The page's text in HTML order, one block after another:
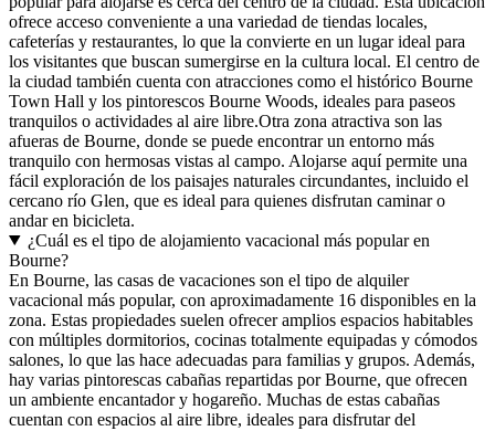
ofrece acceso conveniente a una variedad de tiendas locales,
cafeterías y restaurantes, lo que la convierte en un lugar ideal para
los visitantes que buscan sumergirse en la cultura local. El centro de
la ciudad también cuenta con atracciones como el histórico Bourne
Town Hall y los pintorescos Bourne Woods, ideales para paseos
tranquilos o actividades al aire libre.Otra zona atractiva son las
afueras de Bourne, donde se puede encontrar un entorno más
tranquilo con hermosas vistas al campo. Alojarse aquí permite una
fácil exploración de los paisajes naturales circundantes, incluido el
cercano río Glen, que es ideal para quienes disfrutan caminar o
andar en bicicleta.
¿Cuál es el tipo de alojamiento vacacional más popular en
Bourne?
En Bourne, las casas de vacaciones son el tipo de alquiler
vacacional más popular, con aproximadamente 16 disponibles en la
zona. Estas propiedades suelen ofrecer amplios espacios habitables
con múltiples dormitorios, cocinas totalmente equipadas y cómodos
salones, lo que las hace adecuadas para familias y grupos. Además,
hay varias pintorescas cabañas repartidas por Bourne, que ofrecen
un ambiente encantador y hogareño. Muchas de estas cabañas
cuentan con espacios al aire libre, ideales para disfrutar del